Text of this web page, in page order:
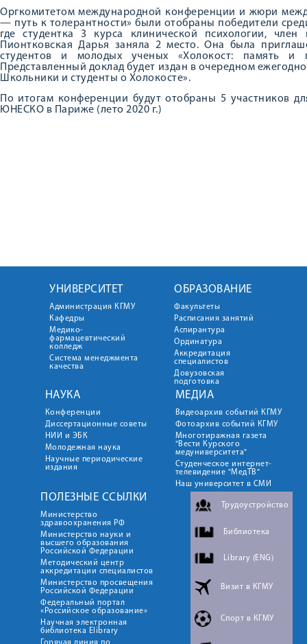
Оргкомитетом международной конференции и жюри
— путь к толерантности» были отобраны победители
где студентка 3 курса клинической психологии,
Пионтковская Дарья заняла 2 место. Она была
студентов и молодых ученых «Холокост: память и
Представленный доклад будет издан в очередном
Школьники и студенты о Холокосте».
По итогам конференции будут отобраны 5 участников
ЮНЕСКО в Париже (лето 2020 г.)
УНИВЕРСИТЕТ
Администрация КГМУ
Кафедры
Медико-
фармацевтический
колледж
Система менеджмента
качества
ОБРАЗОВАНИЕ
Факультеты
Расписания занятий
Аспирантура
Ординатура
Аккредитация
специалистов
Довузовская
подготовка
НАУКА
Конференции
Диссертационные советы
НИИ и ЭБК
Молодежная наука
Научные периодические
издания
МЕДИА
Видеоархив событий КГМУ
Фотоархив событий КГМУ
Многотиражная газета
"Вести Курского
медуниверситета"
Студенческое интернет-
телевидение "МедТВ"
Наш университет в СМИ
ПОЛЕЗНЫЕ ССЫЛКИ
Министерство
здравоохранения РФ
Министерство науки и
высшего образования
Российской Федерации
Методический центр
аккредитации специалистов
Министерство просвещения
Российской Федерации
Федеральный портал
«Российское образование»
Научная электронная
библиотека Elibrary
Трудоустройство
Библиотека
Library (ENG)
Визит в КГМУ
Спорт в КГМУ